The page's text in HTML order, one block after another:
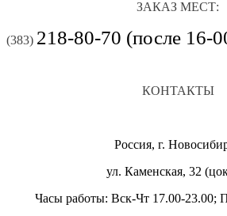
ЗАКАЗ МЕСТ:
(383) 218-80-70 (после 16-
КОНТАКТЫ
Россия, г.
ул. Каменская, 32
Часы работы: Вск-Чт 17.00-23.00;